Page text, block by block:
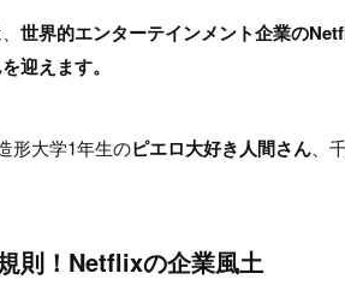
世界的エンターテインメント企業の
迎えます。
形大学1年生のピエロ大好き人間さん
則！Netflixの企業風土